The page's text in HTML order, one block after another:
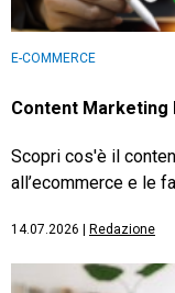
E-COMMERCE
Content Marketing
Scopri cos'è il
all’ecommerce e le
14.07.2026 Redazione